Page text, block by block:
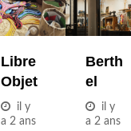
Libre
Objet
il y
a 2 ans
Berth
El
il y
a 2 ans